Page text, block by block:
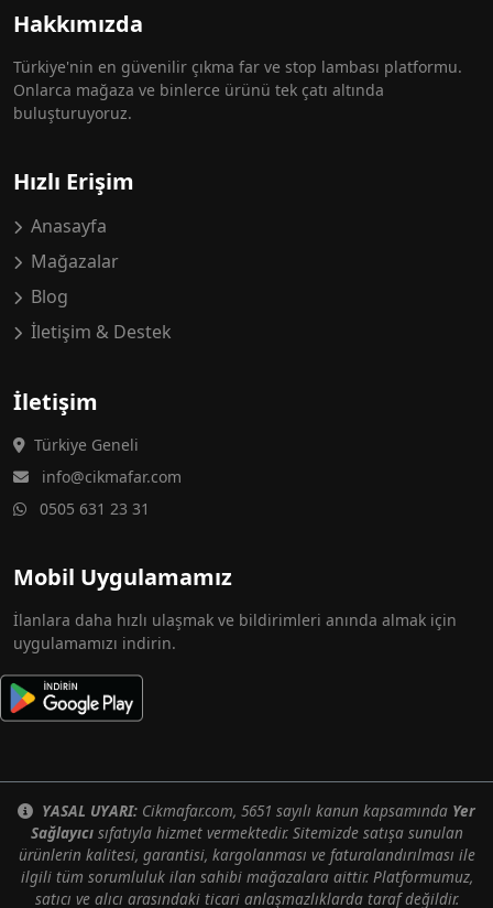
Hakkımızda
Türkiye'nin en güvenilir çıkma far ve stop lambası platformu.
Onlarca mağaza ve binlerce ürünü tek çatı altında
buluşturuyoruz.
Hızlı Erişim
Anasayfa
Mağazalar
Blog
İletişim & Destek
İletişim
Türkiye Geneli
info@cikmafar.com
0505 631 23 31
Mobil Uygulamamız
İlanlara daha hızlı ulaşmak ve bildirimleri anında almak için
uygulamamızı indirin.
YASAL UYARI: Cikmafar.com, 5651 sayılı kanun kapsamında Yer
Sağlayıcısıfatıyla hizmet vermektedir. Sitemizde satışa sunulan
ürünlerin kalitesi, garantisi, kargolanması ve faturalandırılması ile
ilgili tüm sorumluluk ilan sahibi mağazalara aittir. Platformumuz,
satıcı ve alıcı arasındaki ticari anlaşmazlıklarda taraf değildir.